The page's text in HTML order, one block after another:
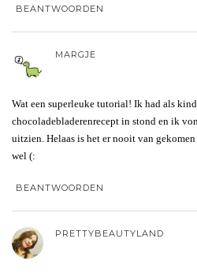
BEANTWOORDEN
MARGJE
Wat een superleuke tutorial! Ik had als
chocoladebladerenrecept in stond en ik
uitzien. Helaas is het er nooit van
wel (:
BEANTWOORDEN
PRETTYBEAUTYLAND